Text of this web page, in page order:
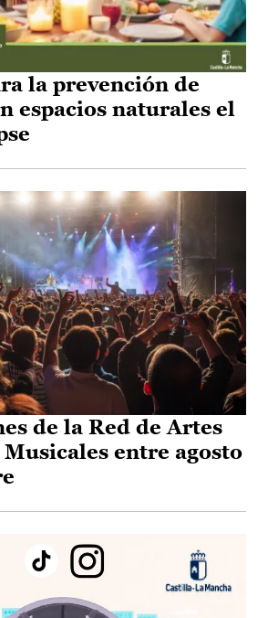
la prevención de
espacios naturales el
de la Red de Artes
Musicales entre agosto